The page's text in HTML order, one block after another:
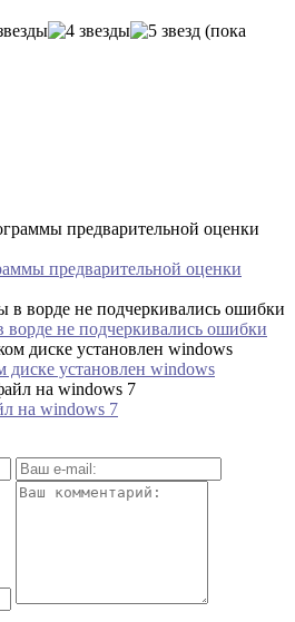
(пока
предварительной оценки
ворде не подчеркивались ошибки
диске установлен windows
на windows 7